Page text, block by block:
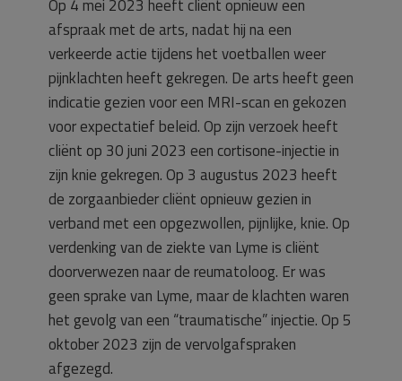
Op 4 mei 2023 heeft cliënt opnieuw een
afspraak met de arts, nadat hij na een
verkeerde actie tijdens het voetballen weer
pijnklachten heeft gekregen. De arts heeft geen
indicatie gezien voor een MRI-scan en gekozen
voor expectatief beleid. Op zijn verzoek heeft
cliënt op 30 juni 2023 een cortisone-injectie in
zijn knie gekregen. Op 3 augustus 2023 heeft
de zorgaanbieder cliënt opnieuw gezien in
verband met een opgezwollen, pijnlijke, knie. Op
verdenking van de ziekte van Lyme is cliënt
doorverwezen naar de reumatoloog. Er was
geen sprake van Lyme, maar de klachten waren
het gevolg van een “traumatische” injectie. Op 5
oktober 2023 zijn de vervolgafspraken
afgezegd.